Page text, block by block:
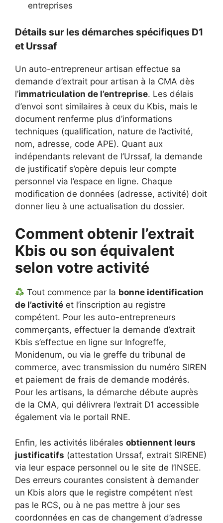
entreprises
Détails sur les démarches spécifiques D1
et Urssaf
Un auto-entrepreneur artisan effectue sa
demande d’extrait pour artisan à la CMA dès
l’immatriculation de l’entreprise. Les délais
d’envoi sont similaires à ceux du Kbis, mais le
document renferme plus d’informations
techniques (qualification, nature de l’activité,
nom, adresse, code APE). Quant aux
indépendants relevant de l’Urssaf, la demande
de justificatif s’opère depuis leur compte
personnel via l’espace en ligne. Chaque
modification de données (adresse, activité) doit
donner lieu à une actualisation du dossier.
Comment obtenir l’extrait
Kbis ou son équivalent
selon votre activité
Tout commence par la bonne identification
de l’activité et l’inscription au registre
compétent. Pour les auto-entrepreneurs
commerçants, effectuer la demande d’extrait
Kbis s’effectue en ligne sur Infogreffe,
Monidenum, ou via le greffe du tribunal de
commerce, avec transmission du numéro SIREN
et paiement de frais de demande modérés.
Pour les artisans, la démarche débute auprès
de la CMA, qui délivrera l’extrait D1 accessible
également via le portail RNE.
Enfin, les activités libérales obtiennent leurs
justificatifs (attestation Urssaf, extrait SIRENE)
via leur espace personnel ou le site de l’INSEE.
Des erreurs courantes consistent à demander
un Kbis alors que le registre compétent n’est
pas le RCS, ou à ne pas mettre à jour ses
coordonnées en cas de changement d’adresse